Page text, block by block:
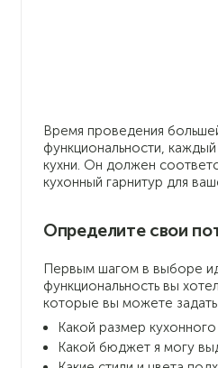
Время проведения
функциональности,
кухни. Он должен
кухонный гарнитур для
Определите свои
Первым шагом в выборе
функциональность вы
которые вы можете
Какой размер
Какой бюджет я могу